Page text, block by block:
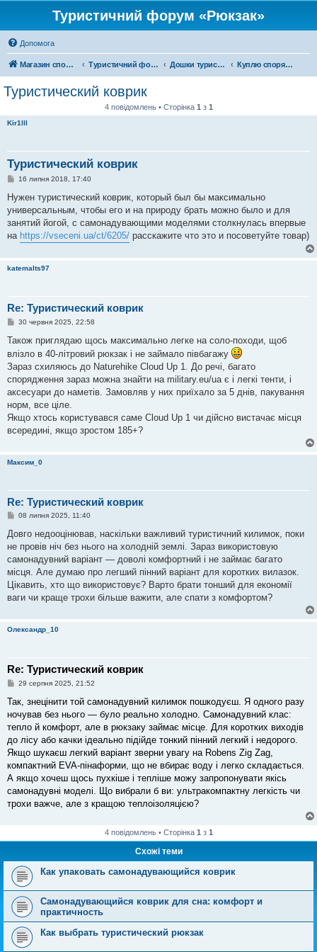
Туристичний форум «Рюкзак»
Допомога
Магазин спорядження Туристичний форум «Рюкзак» Дошки туристичних оголошень Куплю спорядження
Туристический коврик
4 повідомлень • Сторінка 1 з 1
Kir1lll
Туристический коврик
П
в
і
д
о
л
я
16 липня 2018, 17:40
Нужен туристический коврик, который был бы максимально
универсальным, чтобы его и на природу брать можно было и для
занятий йогой, с самонадувающими моделями столкнулась впервые
на https://vseceni.ua/ct/6205/ расскажите что это и посоветуйте товар)
katemalts97
Re: Туристический коврик
П
в
д
о
м
л
е
н
н
я
30 червня 2025, 22:58
Також приглядаю щось максимально легке на соло-походи, щоб
влізло в 40-літровий рюкзак і не займало півбагажу
Зараз схиляюсь до Naturehike Cloud Up 1. До речі, багато
спорядження зараз можна знайти на military.eu/ua є і легкі тенти, і
аксесуари до наметів. Замовляв у них приїхало за 5 днів, пакування
норм, все ціле.
Якщо хтось користувався саме Cloud Up 1 чи дійсно вистачає місця
всередині, якщо зростом 185+?
Максим_0
Re: Туристический коврик
П
в
д
о
л
е
н
08 липня 2025, 11:40
Довго недооцінював, наскільки важливий туристичний килимок, поки
не провів ніч без нього на холодній землі. Зараз використовую
самонадувний варіант — доволі комфортний і не займає багато
місця. Але думаю про легший пінний варіант для коротких вилазок.
Цікавить, хто що використовує? Варто брати тонший для економії
ваги чи краще трохи більше важити, але спати з комфортом?
Олександр_10
Re: Туристический коврик
П
в
д
о
л
е
н
я
29 серпня 2025, 21:52
Так, знецінити той самонадувний килимок пошкодуєш. Я одного разу
ночував без нього — було реально холодно. Самонадувний клас:
тепло й комфорт, але в рюкзаку займає місце. Для коротких виходів
до лісу або качки ідеально підійде тонкий пінний легкий і недорого.
Якщо шукаєш легкий варіант зверни увагу на Robens Zig Zag,
компактний EVA‑пінаформи, що не вбирає воду і легко складається.
А якщо хочеш щось пухкіше і тепліше можу запропонувати якісь
самонадувні моделі. Що вибрали б ви: ультракомпактну легкість чи
трохи важче, але з кращою теплоізоляцією?
4 повідомлень • Сторінка 1 з 1
Схожі теми
Как упаковать самонадувающийся коврик
Самонадувающийся коврик для сна: комфорт и
практичность
Как выбрать туристический рюкзак